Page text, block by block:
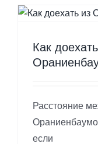
Как
Расстояние
если